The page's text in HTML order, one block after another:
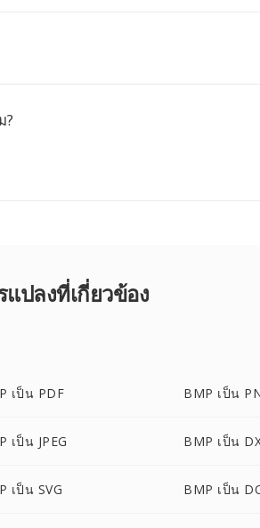
?
แปลงที่เกี่ยวข้อง
เป็น PDF BMP เป็น
เป็น JPEG BMP เป็น
เป็น SVG BMP เป็น